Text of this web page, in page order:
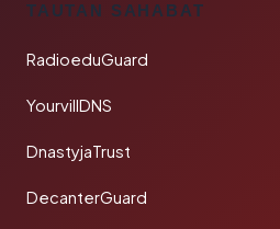
TAUTAN SAHABAT
RadioeduGuard
YourvillDNS
DnastyjaTrust
DecanterGuard